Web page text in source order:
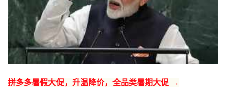
拼多多暑假大促，升温降价，全品类暑期大促 →